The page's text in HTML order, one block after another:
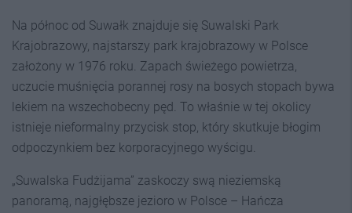
Na północ od Suwałk znajduje się Suwalski Park
Krajobrazowy, najstarszy park krajobrazowy w Polsce
założony w 1976 roku. Zapach świeżego powietrza,
uczucie muśnięcia porannej rosy na bosych stopach bywa
lekiem na wszechobecny pęd. To właśnie w tej okolicy
istnieje nieformalny przycisk stop, który skutkuje błogim
odpoczynkiem bez korporacyjnego wyścigu.
„Suwalska Fudżijama” zaskoczy swą nieziemską
panoramą, najgłębsze jezioro w Polsce – Hańcza